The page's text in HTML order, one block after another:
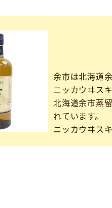
余市は北海道
ニッカウヰス
北海道余市蒸
れています。
ニッカウヰス